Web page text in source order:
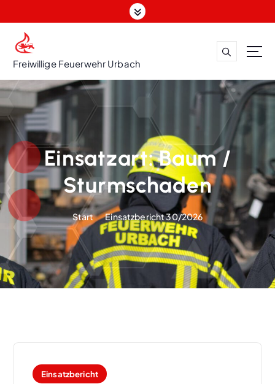
u
a
l
t
i
g
Freiwillige Feuerwehr Urbach
Einsatzart:Baum /
Sturmschaden
Start Einsatzbericht 30/2026
Einsatzbericht